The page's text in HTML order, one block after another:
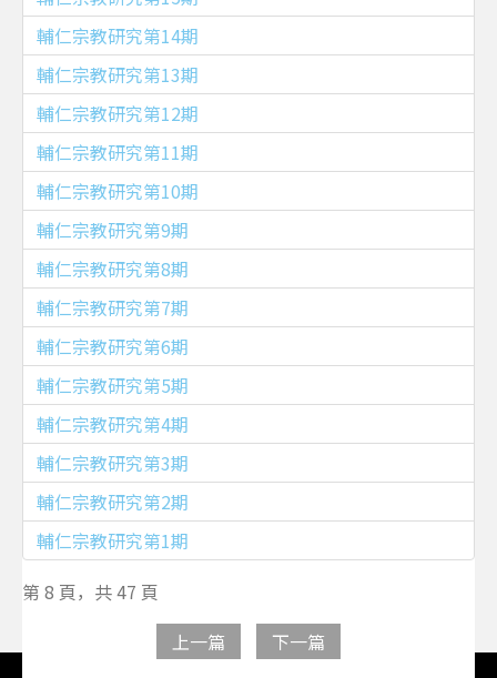
輔仁宗教研究第14期
輔仁宗教研究第13期
輔仁宗教研究第12期
輔仁宗教研究第11期
輔仁宗教研究第10期
輔仁宗教研究第9期
輔仁宗教研究第8期
輔仁宗教研究第7期
輔仁宗教研究第6期
輔仁宗教研究第5期
輔仁宗教研究第4期
輔仁宗教研究第3期
輔仁宗教研究第2期
輔仁宗教研究第1期
第 8 頁，共 47 頁
上一篇
下一篇